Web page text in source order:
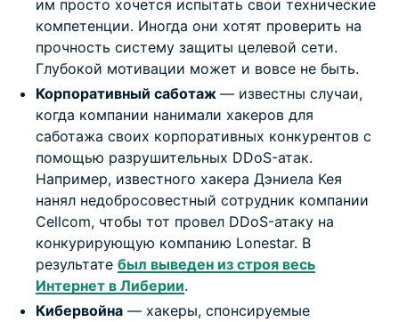
им просто хочется испытать свои технические
компетенции. Иногда они хотят проверить на
прочность систему защиты целевой сети.
Глубокой мотивации может и вовсе не быть.
Корпоративный саботаж — известны случаи,
когда компании нанимали хакеров для
саботажа своих корпоративных конкурентов с
помощью разрушительных DDoS-атак.
Например, известного хакера Дэниела Кея
нанял недобросовестный сотрудник компании
Cellcom, чтобы тот провел DDoS-атаку на
конкурирующую компанию Lonestar. В
результате был выведен из строя весь
Интернет в Либерии.
Кибервойна — хакеры, спонсируемые